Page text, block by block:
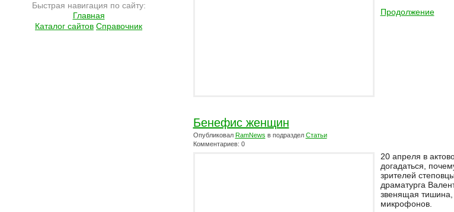
Быстрая навигация по сайту:
Главная
Каталог сайтов Справочник
Продолжение
Бенефис женщин
Опубликовал RamNews в подраздел Статьи
Комментариев: 0
20 апреля в
догадаться,
зрителей
драматурга
звенящая тишина,
микрофонов.